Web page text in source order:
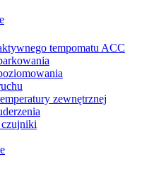
tempomatu ACC
zewnętrznej
czujniki